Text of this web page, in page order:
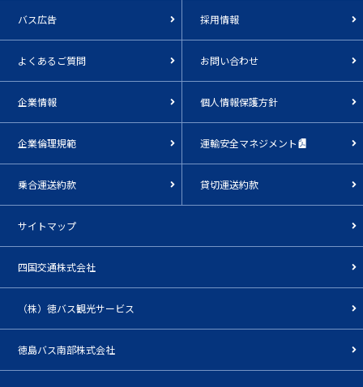
バス広告 採用情報
よくあるご質問 お問い合わせ
企業情報 個人情報保護方針
企業倫理規範 運輸安全マネジメント
乗合運送約款 貸切運送約款
サイトマップ
四国交通株式会社
（株）徳バス観光サービス
徳島バス南部株式会社